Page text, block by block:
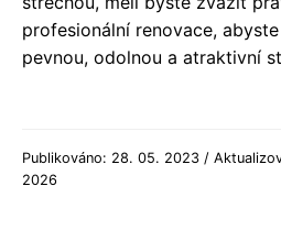
profesionální renovace,
pevnou, odolnou a atraktivní
Publikováno: 28. 05. 2023 /
2026